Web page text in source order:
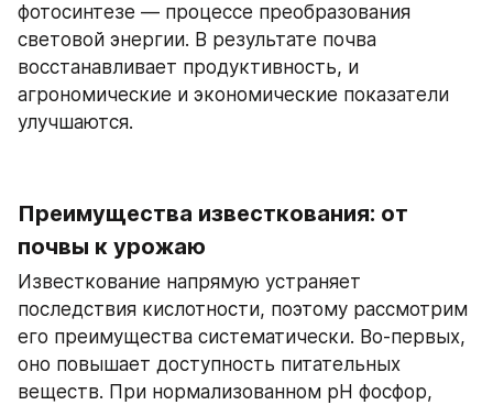
фотосинтезе — процессе преобразования
световой энергии. В результате почва
восстанавливает продуктивность, и
агрономические и экономические показатели
улучшаются.
Преимущества известкования: от
почвы к урожаю
Известкование напрямую устраняет
последствия кислотности, поэтому рассмотрим
его преимущества систематически. Во-первых,
оно повышает доступность питательных
веществ. При нормализованном pH фосфор,